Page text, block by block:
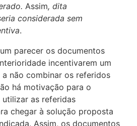
Assim, dita
considerada sem
.
parecer os documentos
incentivarem um
não combinar os referidos
há motivação para o
as referidas
chegar à solução proposta
Assim, os documentos